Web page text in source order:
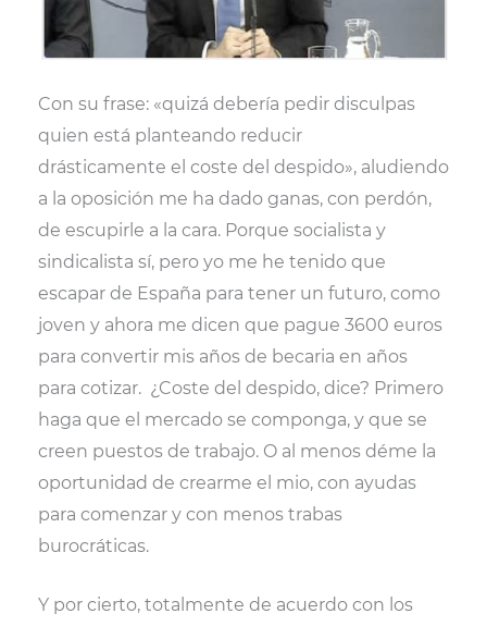
Con su frase: «quizá debería pedir disculpas
quien está planteando reducir
drásticamente el coste del despido», aludiendo
a la oposición me ha dado ganas, con perdón,
de escupirle a la cara. Porque socialista y
sindicalista sí, pero yo me he tenido que
escapar de España para tener un futuro, como
joven y ahora me dicen que pague 3600 euros
para convertir mis años de becaria en años
para cotizar. ¿Coste del despido, dice? Primero
haga que el mercado se componga, y que se
creen puestos de trabajo. O al menos déme la
oportunidad de crearme el mio, con ayudas
para comenzar y con menos trabas
burocráticas.
Y por cierto, totalmente de acuerdo con los